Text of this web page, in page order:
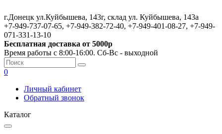
г.Донецк ул.Куйбышева, 143г, склад ул. Куйбышева, 143а
+7-949-737-07-65, +7-949-382-72-40, +7-949-401-08-27, +7-949-
071-331-13-10
Бесплатная доставка от 5000р
Время работы с 8:00-16:00. Сб-Вс - выходной
0
Личный кабинет
Обратный звонок
Каталог